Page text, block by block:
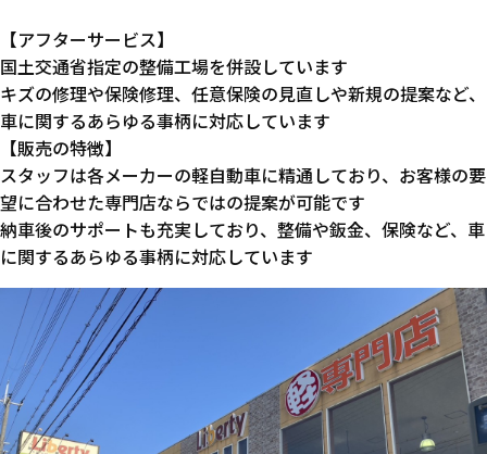
【アフターサービス】
国土交通省指定の整備工場を併設しています
キズの修理や保険修理、任意保険の見直しや新規の提案など、
車に関するあらゆる事柄に対応しています
【販売の特徴】
スタッフは各メーカーの軽自動車に精通しており、お客様の要
望に合わせた専門店ならではの提案が可能です
納車後のサポートも充実しており、整備や鈑金、保険など、車
に関するあらゆる事柄に対応しています